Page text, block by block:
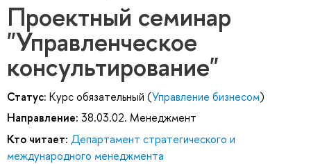
Проектный семинар
"Управленческое
консультирование"
Статус: Курс обязательный (Управление бизнесом)
Направление: 38.03.02. Менеджмент
Кто читает: Департамент стратегического и
международного менеджмента